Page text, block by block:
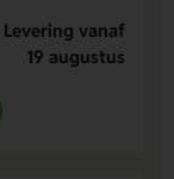
Levering vanaf
19 augustus